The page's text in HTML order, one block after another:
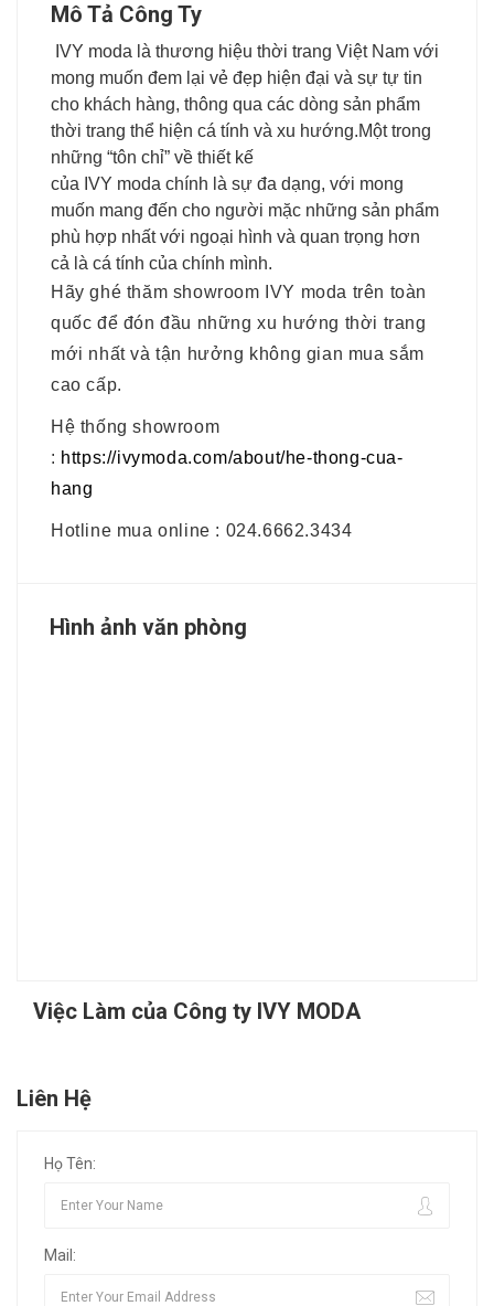
Mô Tả Công Ty
IVY moda là thương hiệu thời trang Việt Nam với
mong muốn đem lại vẻ đẹp hiện đại và sự tự tin
cho khách hàng, thông qua các dòng sản phẩm
thời trang thể hiện cá tính và xu hướng.Một trong
những “tôn chỉ” về thiết kế
của IVY moda chính là sự đa dạng, với mong
muốn mang đến cho người mặc những sản phẩm
phù hợp nhất với ngoại hình và quan trọng hơn
cả là cá tính của chính mình.
Hãy ghé thăm showroom IVY moda trên toàn
quốc để đón đầu những xu hướng thời trang
mới nhất và tận hưởng không gian mua sắm
cao cấp.
Hệ thống showroom
: https://ivymoda.com/about/he-thong-cua-
hang
Hotline mua online : 024.6662.3434
Hình ảnh văn phòng
Việc Làm của Công ty IVY MODA
Liên Hệ
Họ Tên:
Mail: